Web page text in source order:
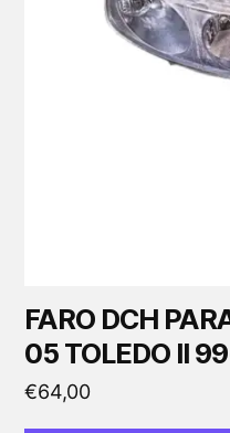
FARO DCH
05 TOLEDO II
€64,00